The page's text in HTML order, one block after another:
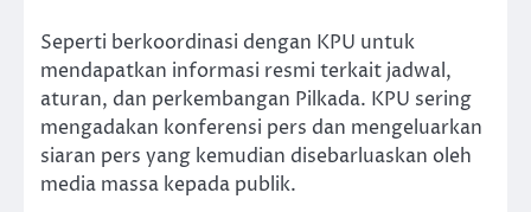
Seperti berkoordinasi dengan KPU untuk
mendapatkan informasi resmi terkait jadwal,
aturan, dan perkembangan Pilkada. KPU sering
mengadakan konferensi pers dan mengeluarkan
siaran pers yang kemudian disebarluaskan oleh
media massa kepada publik.